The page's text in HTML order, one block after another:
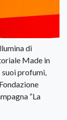
di
Made in
suoi profumi,
“La